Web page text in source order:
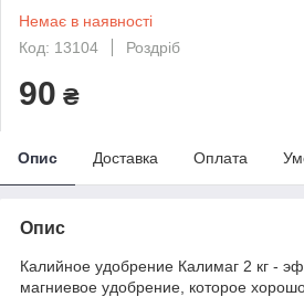
Немає в наявності
Код: 13104
Роздріб
90 ₴
Опис Доставка Оплата
Опис
Калийное удобрение Калимаг 2 кг -
магниевое удобрение, которое